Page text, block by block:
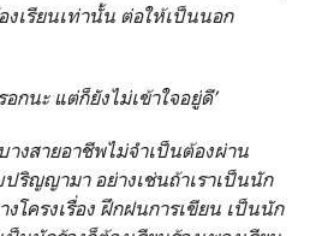
งเรียนเท่านั้น ต่อให้เป็นนอก
กนะ แต่ก็ยังไม่เข้าใจอยู่ดี’
างสายอาชีพไม่จำเป็นต้องผ่าน
ริญญามา อย่างเช่นถ้าเราเป็นนัก
งโครงเรื่อง ฝึกฝนการเขียน เป็นนัก